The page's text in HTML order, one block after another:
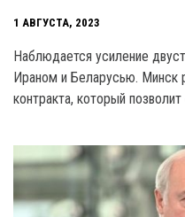
1 АВГУСТА, 2023
Наблюдается усиление
Ираном и Беларусью. Минск
контракта, который